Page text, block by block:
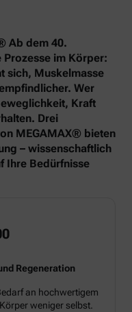
Ab dem 40.
Prozesse im Körper:
sich, Muskelmasse
Wer
Kraft
Drei
MEGAMAX® bieten
– wissenschaftlich
Ihre Bedürfnisse
Regeneration
an hochwertigem
weniger selbst.